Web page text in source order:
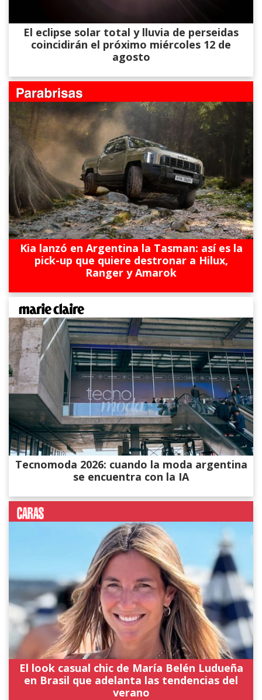
El eclipse solar total y lluvia de perseidas
coincidirán el próximo miércoles 12 de
agosto
Kia lanzó en Argentina la Tasman: así es la
pick-up que quiere destronar a Hilux,
Ranger y Amarok
Tecnomoda 2026: cuando la moda argentina
se encuentra con la IA
El look casual chic de María Belén Ludueña
en Brasil que adelanta las tendencias del
verano